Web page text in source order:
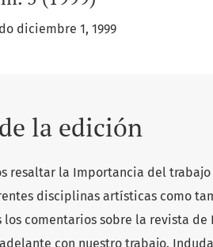
diciembre 1, 1999
la edición
resaltar la Importancia del
disciplinas artísticas como
comentarios sobre la revista de
con nuestro trabajo.